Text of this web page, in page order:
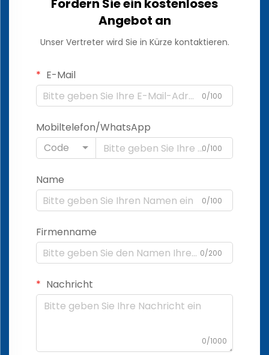
Fordern Sie ein kostenloses
Angebot an
Unser Vertreter wird Sie in Kürze kontaktieren.
E-Mail
0/100
Mobiltelefon/WhatsApp
Code
0/100
Name
0/100
Firmenname
0/200
Nachricht
0/1000